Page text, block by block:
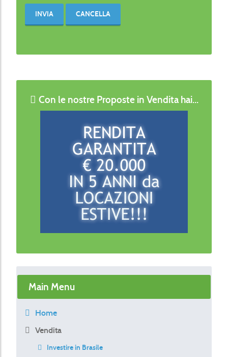
INVIA CANCELLA
Con le nostre Proposte in Vendita hai...
Main Menu
Home
Vendita
Investire in Brasile